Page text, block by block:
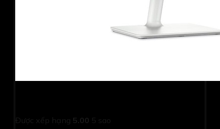
Được xếp hạng 5.00 5 sao